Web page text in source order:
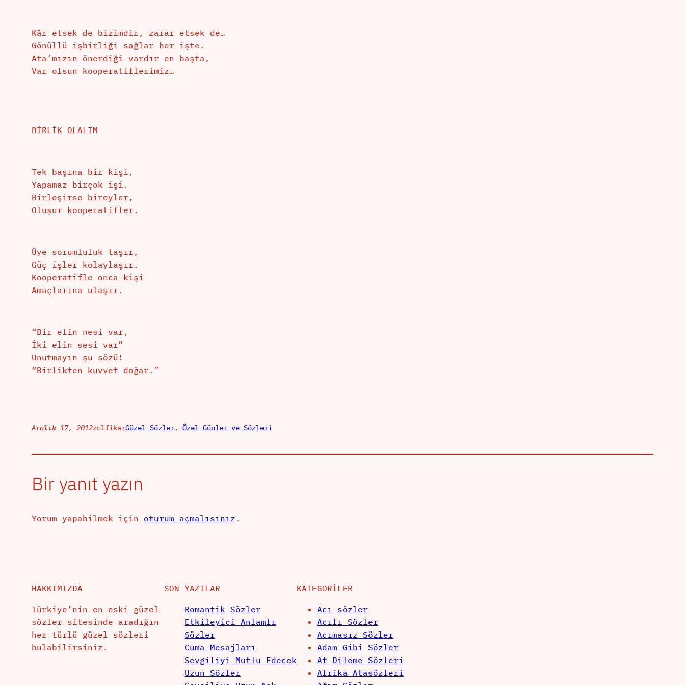
Kâr etsek de bizimdir, zarar etsek de…
Gönüllü işbirliği sağlar her işte.
Ata’mızın önerdiği vardır en başta,
Var olsun kooperatiflerimiz…
BİRLİK OLALIM
Tek başına bir kişi,
Yapamaz birçok işi.
Birleşirse bireyler,
Oluşur kooperatifler.
Üye sorumluluk taşır,
Güç işler kolaylaşır.
Kooperatifle onca kişi
Amaçlarına ulaşır.
“Bir elin nesi var,
İki elin sesi var”
Unutmayın şu sözü!
“Birlikten kuvvet doğar.”
Aralık 17, 2012zulfikarGüzel Sözler, Özel Günler ve Sözleri
Bir yanıt yazın
Yorum yapabilmek için oturum açmalısınız .
HAKKIMIZDA
Türkiye’nin en eski güzel
sözler sitesinde aradığın
her türlü güzel sözleri
bulabilirsiniz.
SON YAZILAR
Romantik Sözler
Etkileyici Anlamlı
Sözler
Cuma Mesajları
Sevgiliyi Mutlu Edecek
Uzun Sözler
KATEGORILER
Acı sözler
Acılı Sözler
Acımasız Sözler
Adam Gibi Sözler
Af Dileme Sözleri
Afrika Atasözleri